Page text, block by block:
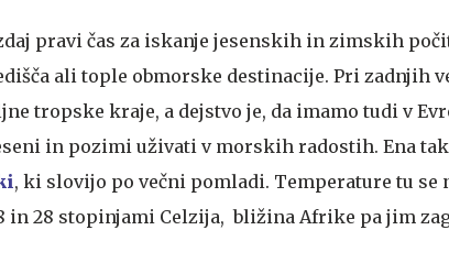
pravi čas za iskanje jesenskih in zimskih
ali tople obmorske destinacije. Pri zadnjih
tropske kraje, a dejstvo je, da imamo tudi v
in pozimi uživati v morskih radostih. Ena
, ki slovijo po večni pomladi. Temperature tu se
in 28 stopinjami Celzija, bližina Afrike pa jim